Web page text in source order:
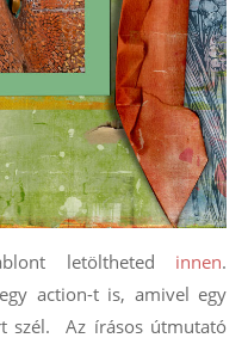
letöltheted innen.
action-t is, amivel egy
szél. Az írásos útmutató